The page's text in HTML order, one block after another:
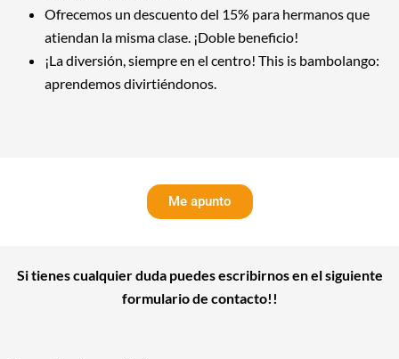
Ofrecemos un descuento del 15% para hermanos que
atiendan la misma clase. ¡Doble beneficio!
¡La diversión, siempre en el centro! This is bambolango:
aprendemos divirtiéndonos.
Me apunto
Si tienes cualquier duda puedes escribirnos en el siguiente
formulario de contacto!!